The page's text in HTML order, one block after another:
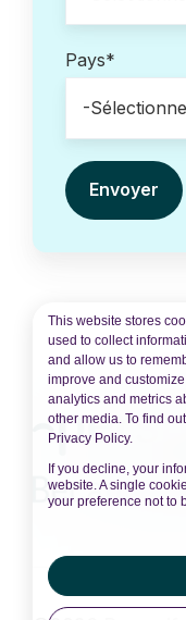
This website stores
used to collect
and allow us to
improve and
analytics and metrics
other media. To find
Privacy Policy.
If you decline, your
website. A single
your preference not to
Pays*